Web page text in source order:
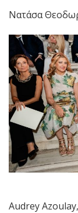
Νατάσα
Audrey